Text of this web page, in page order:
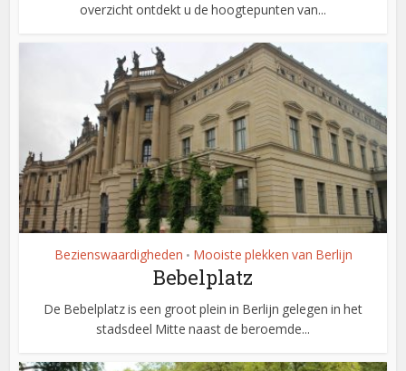
overzicht ontdekt u de hoogtepunten van...
Bezienswaardigheden • Mooiste plekken van Berlijn
Bebelplatz
De Bebelplatz is een groot plein in Berlijn gelegen in het
stadsdeel Mitte naast de beroemde...